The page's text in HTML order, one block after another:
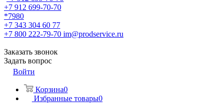
+7 912 699-70-70
*7980
+7 343 304 60 77
+7 800 222-79-70 im@prodservice.ru
Заказать звонок
Задать вопрос
Войти
Корзина0
Избранные товары0